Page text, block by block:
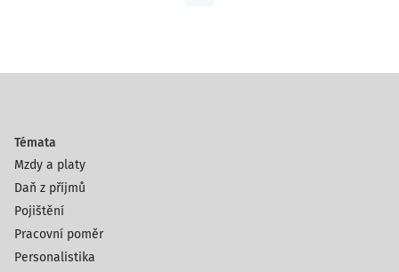
Témata
Mzdy a platy
Daň z příjmů
Pojištění
Pracovní poměr
Personalistika